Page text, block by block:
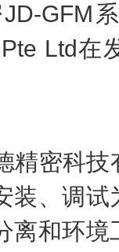
GFM
Ltd在
精密科
装、调
离和环